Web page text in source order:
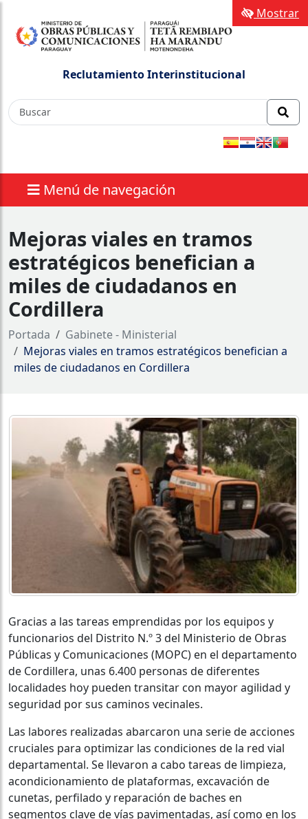
Reclutamiento Interinstitucional
Menú de navegación
Mostrar
Mejoras viales en tramos
estratégicos benefician a
miles de ciudadanos en
Cordillera
Portada
Gabinete - Ministerial
Mejoras viales en tramos estratégicos benefician a
miles de ciudadanos en Cordillera
Gracias a las tareas emprendidas por los equipos y
funcionarios del Distrito N.º 3 del Ministerio de Obras
Públicas y Comunicaciones (MOPC) en el departamento
de Cordillera, unas 6.400 personas de diferentes
localidades hoy pueden transitar con mayor agilidad y
seguridad por sus caminos vecinales.
Las labores realizadas abarcaron una serie de acciones
cruciales para optimizar las condiciones de la red vial
departamental. Se llevaron a cabo tareas de limpieza,
acondicionamiento de plataformas, excavación de
cunetas, perfilado y reparación de baches en
segmentos clave de vías pavimentadas, así como en los